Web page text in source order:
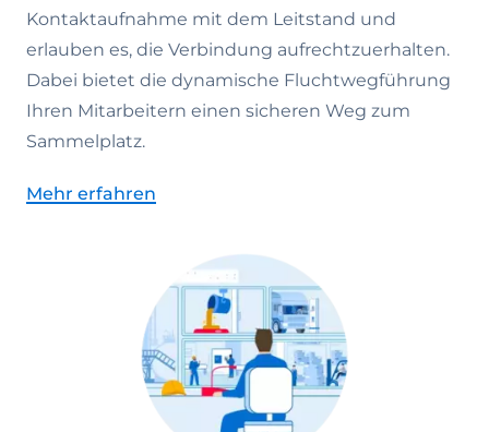
Kontaktaufnahme mit dem Leitstand und
erlauben es, die Verbindung aufrechtzuerhalten.
Dabei bietet die dynamische Fluchtwegführung
Ihren Mitarbeitern einen sicheren Weg zum
Sammelplatz.
Mehr erfahren